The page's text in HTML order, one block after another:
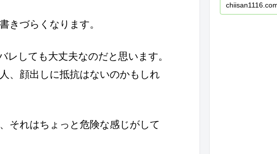
きづらくなります。
レしても大丈夫なのだと思います。
、顔出しに抵抗はないのかもしれ
それはちょっと危険な感じがして